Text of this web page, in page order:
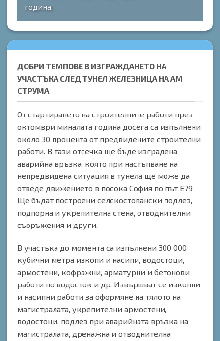
година.
ДОБРИ ТЕМПОВЕ В ИЗГРАЖДАНЕТО НА
УЧАСТЪКА СЛЕД ТУНЕЛ ЖЕЛЕЗНИЦА НА АМ
СТРУМА
От стартирането на строителните работи през
октомври миналата година досега са изпълнени
около 30 процента от предвидените строителни
работи. В тази отсечка ще бъде изградена
аварийна връзка, която при настъпване на
непредвидена ситуация в тунела ще може да
отведе движението в посока София по път Е79.
Ще бъдат построени селскостопански подлез,
подпорна и укрепителна стена, отводнителни
съоръжения и други.
В участъка до момента са изпълнени 300 000
кубични метра изкопи и насипи, водостоци,
армостени, кофражни, арматурни и бетонови
работи по водосток и др. Извършват се изкопни
и насипни работи за оформяне на тялото на
магистралата, укрепителни армостени,
водостоци, подлез при аварийната връзка на
магистралата, дренажна и отводнителна